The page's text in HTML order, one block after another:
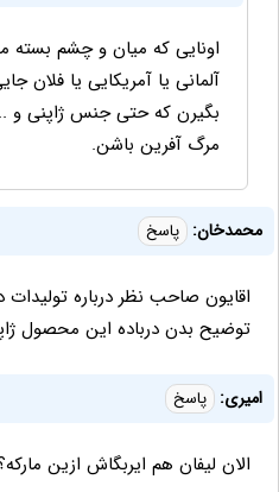
اونایی که میان و چشم بسته
آلمانی یا آمریکایی یا فلان
بگیرن که حتی جنس ژاپنی و
مرگ آفرین باشن.
محمدخان: پاسخ
اقایون صاحب نظر درباره
توضیح بدن درباده این محصول
امیری: پاسخ
الان لیفان هم ایربگاش ازین